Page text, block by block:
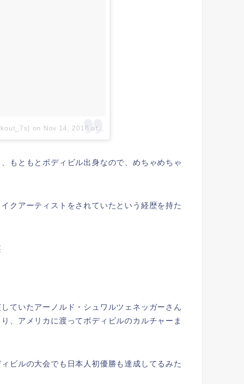
on Nov 14, 2016 at 6:17am PST
もともとボディビル出身なので、めちゃめちゃ
クアーティストをされていたという経歴を持た
ていたアーノルド・シュワルツェネッガーさん
、アメリカに渡ってボディビルのカルチャーま
ビルの大会でも日本人初優勝も達成してるみた